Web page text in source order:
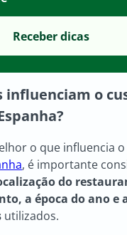
influenciam o
o que influencia
, é importante
do
a época do ano e
utilizados.